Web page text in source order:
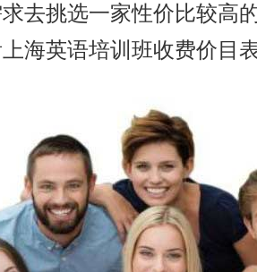
去挑选一家性价比较高
海英语培训班收费价目